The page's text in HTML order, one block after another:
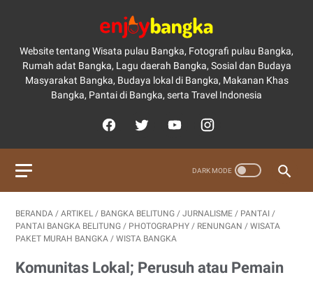
Website tentang Wisata pulau Bangka, Fotografi pulau Bangka,
Rumah adat Bangka, Lagu daerah Bangka, Sosial dan Budaya
Masyarakat Bangka, Budaya lokal di Bangka, Makanan Khas
Bangka, Pantai di Bangka, serta Travel Indonesia
BERANDA / ARTIKEL / BANGKA BELITUNG / JURNALISME / PANTAI /
PANTAI BANGKA BELITUNG / PHOTOGRAPHY / RENUNGAN / WISATA
PAKET MURAH BANGKA / WISTA BANGKA
Komunitas Lokal; Perusuh atau Pemain